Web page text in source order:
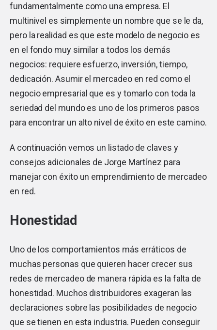
fundamentalmente como una empresa. El
multinivel es simplemente un nombre que se le da,
pero la realidad es que este modelo de negocio es
en el fondo muy similar a todos los demás
negocios: requiere esfuerzo, inversión, tiempo,
dedicación. Asumir el mercadeo en red como el
negocio empresarial que es y tomarlo con toda la
seriedad del mundo es uno de los primeros pasos
para encontrar un alto nivel de éxito en este camino.
A continuación vemos un listado de claves y
consejos adicionales de Jorge Martínez para
manejar con éxito un emprendimiento de mercadeo
en red.
Honestidad
Uno de los comportamientos más erráticos de
muchas personas que quieren hacer crecer sus
redes de mercadeo de manera rápida es la falta de
honestidad. Muchos distribuidores exageran las
declaraciones sobre las posibilidades de negocio
que se tienen en esta industria. Pueden conseguir